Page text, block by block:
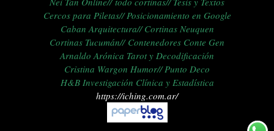
Cercos para Piletas// Posicionamiento en Google
Caban Arquitectura//Cortinas Neuquen
Cortinas Tucumán// Contenedores Conte Gen
Arnaldo Arónica Tarot y Decodificación
Cristina Wargon Humor// Punto Deco
H&B Investigación Clínica y Estadística
https://iching.com.ar/